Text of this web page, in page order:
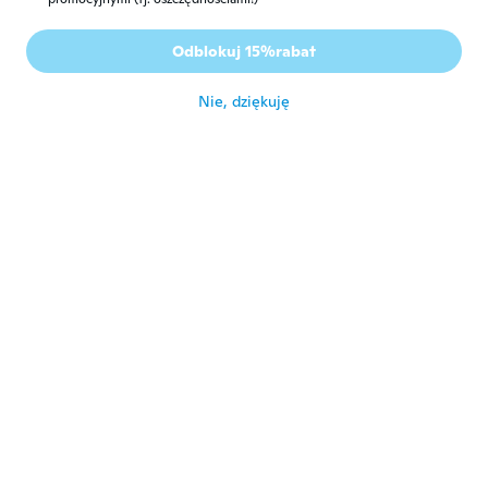
Odblokuj 15%rabat
Nie, dziękuję